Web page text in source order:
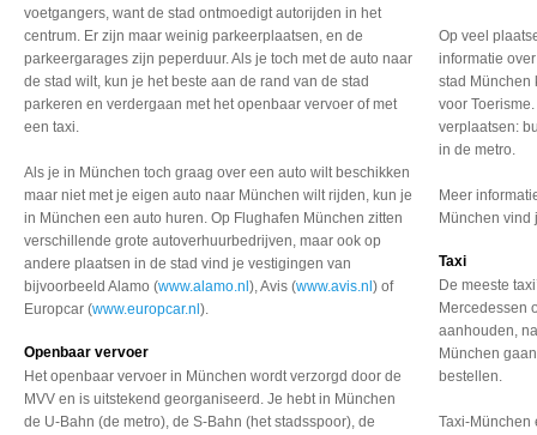
voetgangers, want de stad ontmoedigt autorijden in het
centrum. Er zijn maar weinig parkeerplaatsen, en de
parkeergarages zijn peperduur. Als je toch met de auto naar
de stad wilt, kun je het beste aan de rand van de stad
parkeren en verdergaan met het openbaar vervoer of met
een taxi.
Als je in München toch graag over een auto wilt beschikken
maar niet met je eigen auto naar München wilt rijden, kun je
in München een auto huren. Op Flughafen München zitten
verschillende grote autoverhuurbedrijven, maar ook op
andere plaatsen in de stad vind je vestigingen van
bijvoorbeeld Alamo (www.alamo.nl ), Avis (www.avis.nl ) of
Europcar (www.europcar.nl ).
Openbaar vervoer
Het openbaar vervoer in München wordt verzorgd door de
MVV en is uitstekend georganiseerd. Je hebt in München
de U-Bahn (de metro), de S-Bahn (het stadsspoor), de
Op veel
informatie
stad München
voor
verplaatsen:
in de metro.
Meer
München
Taxi
De meeste
Mercedessen
aanhouden,
München
bestellen.
Taxi-München